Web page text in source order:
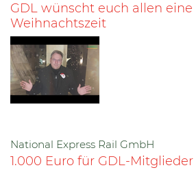
GDL wünscht euch allen
Weihnachtszeit
National Express Rail GmbH
1.000 Euro für GDL-